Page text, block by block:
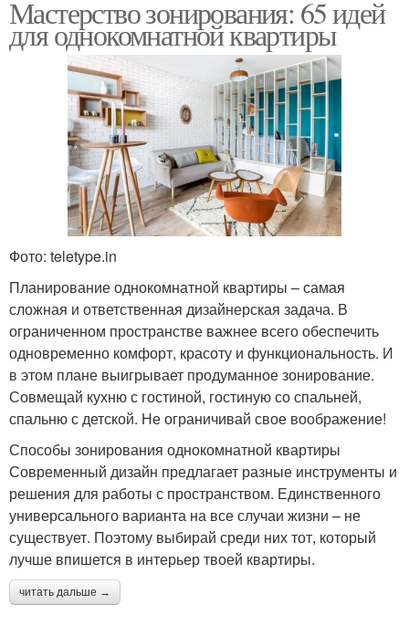
Мастерство зонирования: 65 идей
для однокомнатной квартиры
Фото: teletype.in
Планирование однокомнатной квартиры – самая
сложная и ответственная дизайнерская задача. В
ограниченном пространстве важнее всего обеспечить
одновременно комфорт, красоту и функциональность. И
в этом плане выигрывает продуманное зонирование.
Совмещай кухню с гостиной, гостиную со спальней,
спальню с детской. Не ограничивай свое воображение!
Способы зонирования однокомнатной квартиры
Современный дизайн предлагает разные инструменты и
решения для работы с пространством. Единственного
универсального варианта на все случаи жизни – не
существует. Поэтому выбирай среди них тот, который
лучше впишется в интерьер твоей квартиры.
читать дальше →